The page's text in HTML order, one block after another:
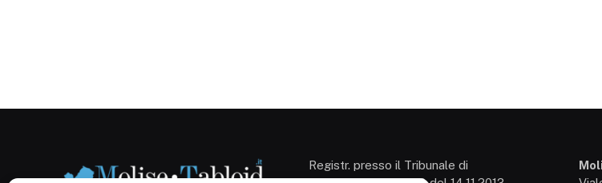
Registr. presso il Tribunale di